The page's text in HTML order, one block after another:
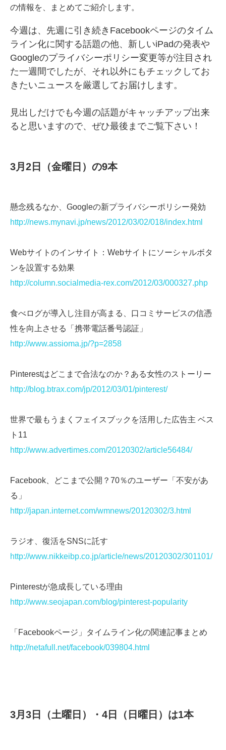
の情報を、まとめてご紹介します。
今週は、先週に引き続きFacebookページのタイム
ライン化に関する話題の他、新しいiPadの発表や
Googleのプライバシーポリシー変更等が注目され
た一週間でしたが、それ以外にもチェックしてお
きたいニュースを厳選してお届けします。
見出しだけでも今週の話題がキャッチアップ出来
ると思いますので、ぜひ最後までご覧下さい！
3月2日（金曜日）の9本
懸念残るなか、Googleの新プライバシーポリシー発効
http://news.mynavi.jp/news/2012/03/02/018/index.html
Webサイトのインサイト：Webサイトにソーシャルボタ
ンを設置する効果
http://column.socialmedia-rex.com/2012/03/000327.php
食べログが導入し注目が高まる、口コミサービスの信憑
性を向上させる「携帯電話番号認証」
http://www.assioma.jp/?p=2858
Pinterestはどこまで合法なのか？ある女性のストーリー
http://blog.btrax.com/jp/2012/03/01/pinterest/
世界で最もうまくフェイスブックを活用した広告主 ベス
ト11
http://www.advertimes.com/20120302/article56484/
Facebook、どこまで公開？70％のユーザー「不安があ
る」
http://japan.internet.com/wmnews/20120302/3.html
ラジオ、復活をSNSに託す
http://www.nikkeibp.co.jp/article/news/20120302/301101/
Pinterestが急成長している理由
http://www.seojapan.com/blog/pinterest-popularity
「Facebookページ」タイムライン化の関連記事まとめ
http://netafull.net/facebook/039804.html
3月3日（土曜日）・4日（日曜日）は1本